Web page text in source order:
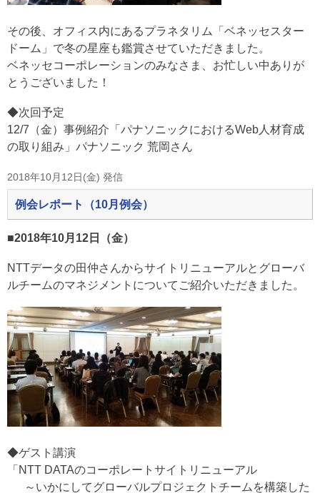
その後、オフィス内にあるプラネタリム「ベネッセスター
ドーム」で冬の星座も鑑賞させていただきました。
ベネッセコーポレーションのみなさま、お忙しい中ありが
とうございました！
◆次回予定
12/7（金）事例紹介「パナソニックにおけるWeb人材育成
の取り組み」パナソニック 荒岡さん
2018年10月12日(金) 発信
例会レポート（10月例会）
■2018年10月12日（金）
NTTデータの田仲さんからサイトリニューアルとグローバ
ルチームのマネジメントについてご紹介いただきました。
◆ゲスト講演
「NTT DATAのコーポレートサイトリニューアル
～いかにしてグローバルプロジェクトチームを構築した